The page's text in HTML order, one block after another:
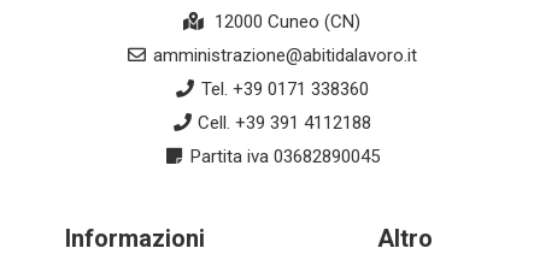
12000 Cuneo (CN)
amministrazione@abitidalavoro.it
Tel. +39 0171 338360
Cell. +39 391 4112188
Partita iva 03682890045
Informazioni Altro